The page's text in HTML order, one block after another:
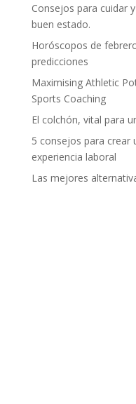
Consejos para cuidar
buen estado.
Horóscopos de
predicciones
Maximising Athletic
Sports Coaching
El colchón, vital para
5 consejos para crear
experiencia laboral
Las mejores